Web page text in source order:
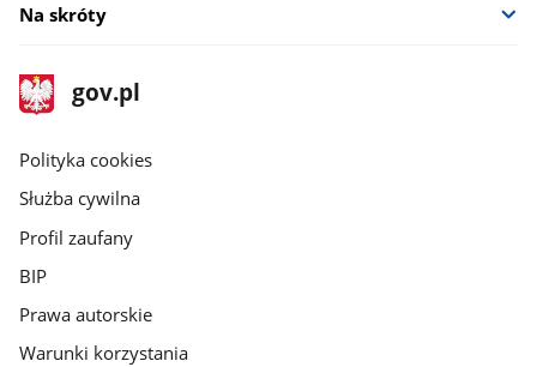
Na skróty
stopka
gov.pl
Strona
gov.pl
gov.pl
Polityka cookies
Służba cywilna
Profil zaufany
BIP
Prawa autorskie
Warunki korzystania